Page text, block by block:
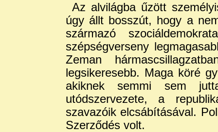
Az alvilágba űzött
úgy állt bosszút, hogy a
származó
szépségverseny
Zeman
legsikeresebb. Maga köré
akiknek semmi sem
utódszervezete, a
szavazóik elcsábításával.
Szerződés volt.